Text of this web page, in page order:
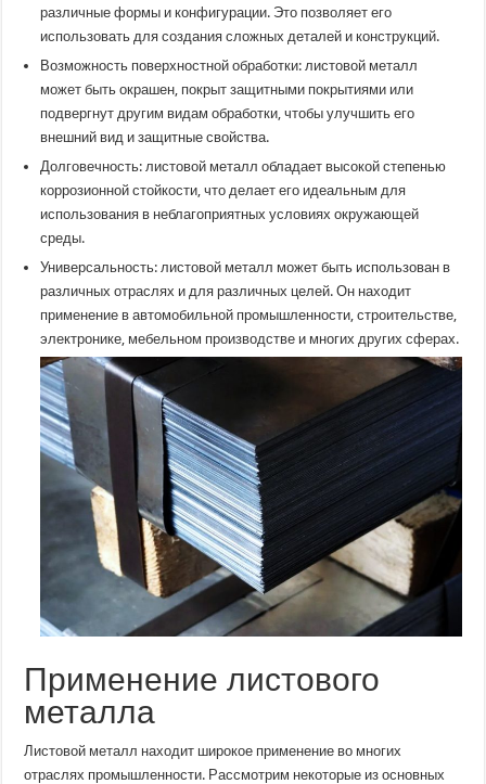
различные формы и конфигурации. Это позволяет его
использовать для создания сложных деталей и конструкций.
Возможность поверхностной обработки: листовой металл
может быть окрашен, покрыт защитными покрытиями или
подвергнут другим видам обработки, чтобы улучшить его
внешний вид и защитные свойства.
Долговечность: листовой металл обладает высокой степенью
коррозионной стойкости, что делает его идеальным для
использования в неблагоприятных условиях окружающей
среды.
Универсальность: листовой металл может быть использован в
различных отраслях и для различных целей. Он находит
применение в автомобильной промышленности, строительстве,
электронике, мебельном производстве и многих других сферах.
Применение листового
металла
Листовой металл находит широкое применение во многих
отраслях промышленности. Рассмотрим некоторые из основных